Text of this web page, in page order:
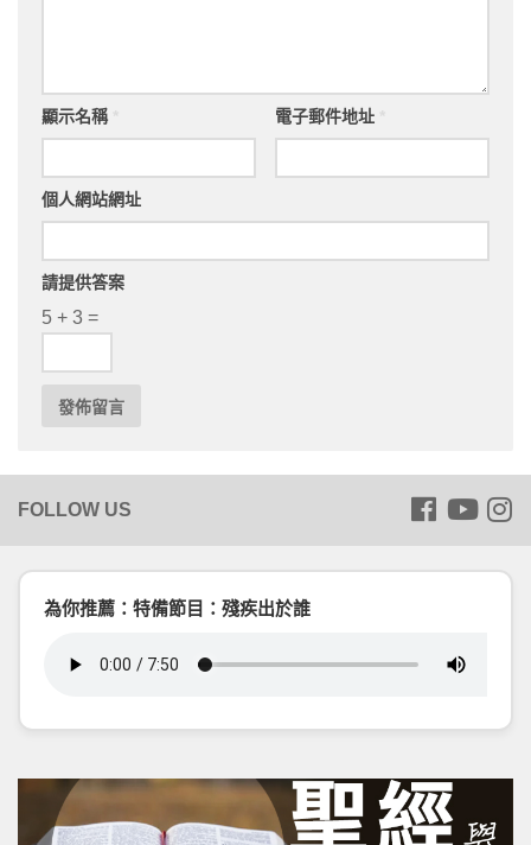
顯示名稱 電子郵件地址
個人網站網址
請提供答案
5 + 3 =
為你推薦：特備節目：殘疾出於誰